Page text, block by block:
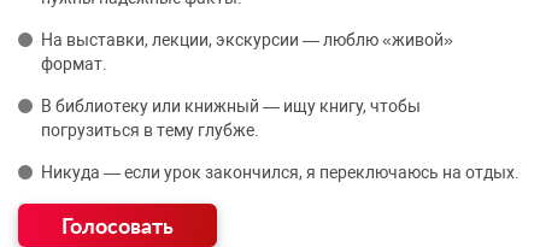
На выставки, лекции, экскурсии — люблю «живой»
формат.
В библиотеку или книжный — ищу книгу, чтобы
погрузиться в тему глубже.
Никуда — если урок закончился, я переключаюсь на отдых.